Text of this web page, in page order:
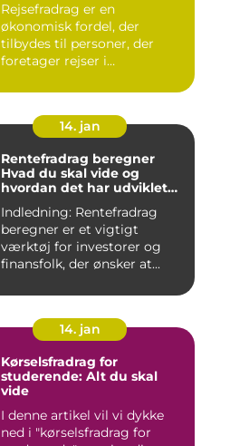
Rejsefradrag er en
økonomisk fordel, der
tilbydes til personer, der
foretager rejser i
14. jan
Rentefradrag beregner
Hvad du skal vide og
hvordan det har udviklet
Indledning: Rentefradrag
beregner er et vigtigt
værktøj for investorer og
finansfolk, der ønsker at...
14. jan
Kørselsfradrag for
studerende: Alt du skal
vide
I denne artikel vil vi dykke
ned i "kørselsfradrag for